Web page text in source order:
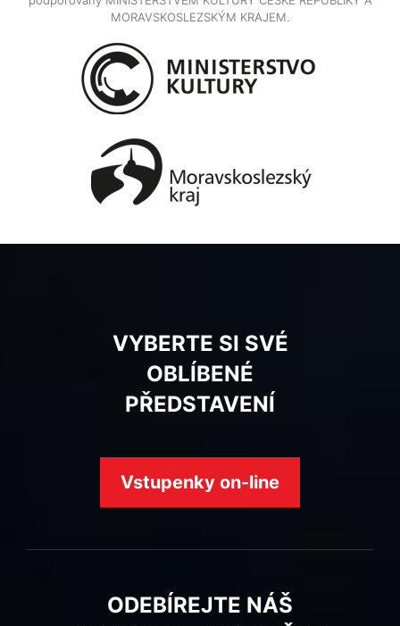
MORAVSKOSLEZSKÝM KRAJEM.
VYBERTE SI SVÉ
OBLÍBENÉ
PŘEDSTAVENÍ
Vstupenky on-line
ODEBÍREJTE NÁŠ